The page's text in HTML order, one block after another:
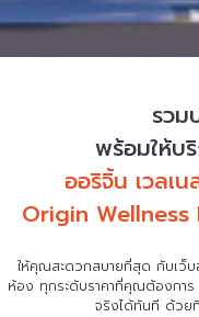
รวม
พร้อมให้บ
ออริจิ้น เวลเ
Origin Wellness
ให้คุณสะดวกสบายที่สุด กับเว็บ
ห้อง ทุกระดับราคาที่คุณต้องการ
จริงได้ทันที ด้วย